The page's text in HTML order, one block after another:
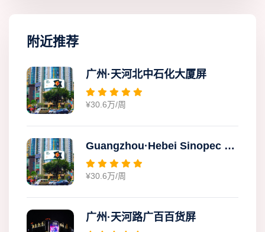
附近推荐
广州·天河北中石化大厦屏
¥30.6万/周
Guangzhou·Hebei Sinopec Building Screen
¥30.6万/周
广州·天河路广百百货屏